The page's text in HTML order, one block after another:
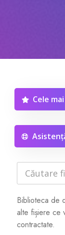
Servere
Counter
Cele
Biblioteca de
alte fișiere ce
contractate.